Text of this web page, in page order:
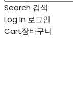
Search 검색
Log In 로그인
Cart장바구니